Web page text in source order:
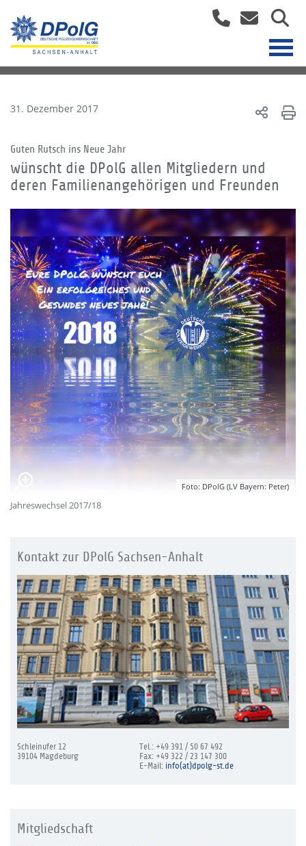
31. Dezember 2017
Guten Rutsch ins Neue Jahr
wünscht die DPolG allen Mitgliedern und
deren Familienangehörigen und Freunden
Foto: DPolG (LV Bayern: Peter)
Jahreswechsel 2017/18
Kontakt zur DPolG Sachsen-Anhalt
Schleinufer 12
39104 Magdeburg
Tel.: +49 391 / 50 67 492
Fax: +49 322 / 23 147 300
E-Mail: info(at)dpolg-st.de
Mitgliedschaft